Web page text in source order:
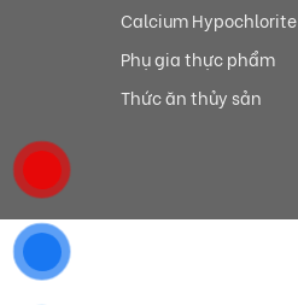
Calcium Hypochlorite
Phụ gia thực phẩm
Thức ăn thủy sản